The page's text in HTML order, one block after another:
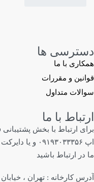
دسترسی ها
همکاری با ما
قوانین و مقررات
سوالات متداول
ارتباط با ما
برای ارتباط با بخش
ما در ارتباط باشید
آدرس کارخانه : تهران ، خیابان